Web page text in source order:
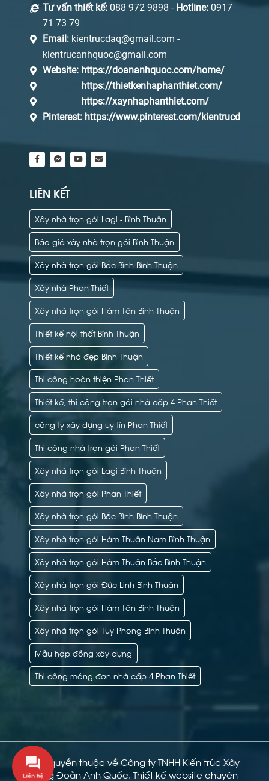
Tư vấn thiết kế: 088 972 9898 - Hotline: 0917
71 73 79
Email: kientrucdaq@gmail.com -
kientrucanhquoc@gmail.com
Website: https://doananhquoc.com/home/
https://thietkenhaphanthiet.com/
https://xaynhaphanthiet.com/
Pinterest: https://www.pinterest.com/kientrucdaq/
LIÊN KẾT
Xây nhà trọn gói Lagi - Bình Thuận
Báo giá xây nhà trọn gói Bình Thuận
Xây nhà trọn gói Bắc Bình Bình Thuận
Xây nhà Phan Thiết
Xây nhà trọn gói Hàm Tân Bình Thuận
Thiết kế nội thất Bình Thuận
Thiết kế nhà đẹp Bình Thuận
Thi công hoàn thiện Phan Thiết
Thiết kế, thi công trọn gói nhà cấp 4 Phan Thiết
công ty xây dựng uy tín Phan Thiết
Thi công nhà trọn gói Phan Thiết
Xây nhà trọn gói Lagi Bình Thuận
Xây nhà trọn gói Phan Thiết
Xây nhà trọn gói Bắc Bình Bình Thuận
Xây nhà trọn gói Hàm Thuận Nam Bình Thuận
Xây nhà trọn gói Hàm Thuận Bắc Bình Thuận
Xây nhà trọn gói Đức Linh Bình Thuận
Xây nhà trọn gói Hàm Tân Bình Thuận
Xây nhà trọn gói Tuy Phong Bình Thuận
Mẫu hợp đồng xây dựng
Thi công móng đơn nhà cấp 4 Phan Thiết
Bản quyền thuộc về Công ty TNHH Kiến trúc Xây
dựng Đoàn Anh Quốc. Thiết kế website chuyên
Liên hệ